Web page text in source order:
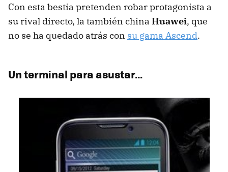
Con esta bestia pretenden robar protagonista a
su rival directo, la también china Huawei, que
no se ha quedado atrás con su gama Ascend.
Un terminal para asustar…